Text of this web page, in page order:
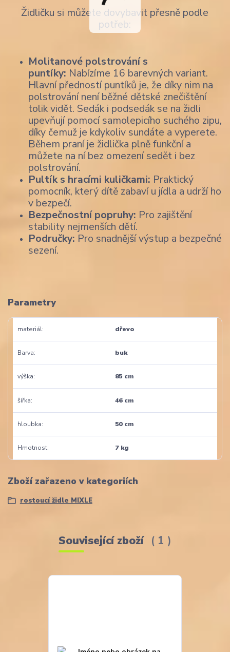
Židličku si můžete dovybavit přesně podle
potřeb:
Molitanové polstrování s
puntíky: Nabízíme 16 barevných variant.
Hlavní předností puntíků je, že díky nim na
polstrování není běžné dětské znečištění
tolik vidět. Sedák i podsedák se na židli
upevňují pomocí samolepicího suchého zipu,
díky čemuž je kdykoliv sundáte a vyperete.
Během praní je židlička plně funkční a
můžete na ní bez omezení sedět i bez
polstrování.
Pultík s hracími kuličkami: Praktický
pomocník, který dítě zabaví u jídla a udrží ho
v bezpečí.
Bezpečnostní popruhy: Pro zajištění
stability nejmenších dětí.
Područky: Pro snadnější výstup a bezpečné
sezení.
Parametry
materiál dřevo
Barva buk
výška 85 cm
šířka 46 cm
hloubka 50 cm
Hmotnost 7 kg
Zboží zařazeno v kategoriích
rostoucí židle MIXLE
Související zboží 1